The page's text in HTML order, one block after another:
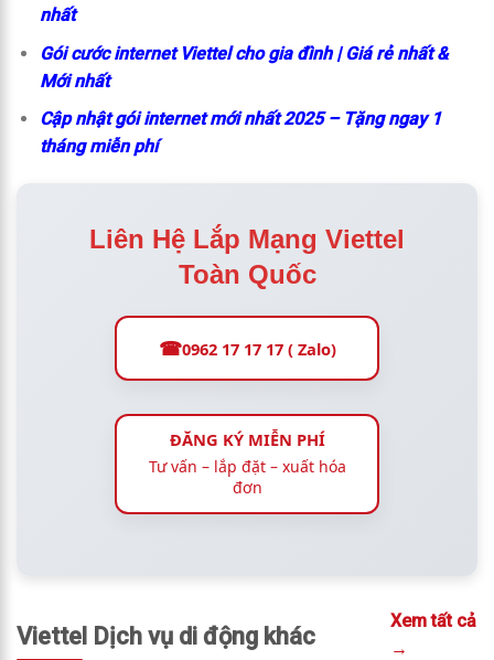
nhất
Gói cước internet Viettel cho gia đình | Giá rẻ nhất &
Mới nhất
Cập nhật gói internet mới nhất 2025 – Tặng ngay 1
tháng miễn phí
Liên Hệ Lắp Mạng Viettel
Toàn Quốc
☎0962 17 17 17 ( Zalo)
ĐĂNG KÝ MIỄN PHÍ
Tư vấn – lắp đặt – xuất hóa
đơn
Viettel Dịch vụ di động khác
Xem tất cả
→